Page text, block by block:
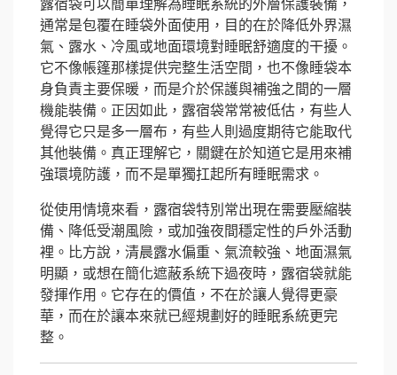
露宿袋可以簡單理解為睡眠系統的外層保護裝備，
通常是包覆在睡袋外面使用，目的在於降低外界濕
氣、露水、冷風或地面環境對睡眠舒適度的干擾。
它不像帳篷那樣提供完整生活空間，也不像睡袋本
身負責主要保暖，而是介於保護與補強之間的一層
機能裝備。正因如此，露宿袋常常被低估，有些人
覺得它只是多一層布，有些人則過度期待它能取代
其他裝備。真正理解它，關鍵在於知道它是用來補
強環境防護，而不是單獨扛起所有睡眠需求。
從使用情境來看，露宿袋特別常出現在需要壓縮裝
備、降低受潮風險，或加強夜間穩定性的戶外活動
裡。比方說，清晨露水偏重、氣流較強、地面濕氣
明顯，或想在簡化遮蔽系統下過夜時，露宿袋就能
發揮作用。它存在的價值，不在於讓人覺得更豪
華，而在於讓本來就已經規劃好的睡眠系統更完
整。